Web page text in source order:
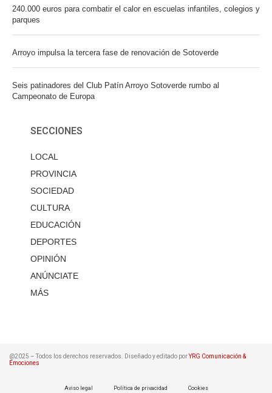
240.000 euros para combatir el calor en escuelas infantiles, colegios y
parques
Arroyo impulsa la tercera fase de renovación de Sotoverde
Seis patinadores del Club Patín Arroyo Sotoverde rumbo al
Campeonato de Europa
SECCIONES
LOCAL
PROVINCIA
SOCIEDAD
CULTURA
EDUCACIÓN
DEPORTES
OPINIÓN
ANÚNCIATE
MÁS
@2025 – Todos los derechos reservados. Diseñado y editado porYRG Comunicación &
Emociones
Aviso legal Política de privacidad Cookies